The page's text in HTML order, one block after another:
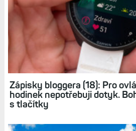
Přežil jsem svou smrt:
protéza ascendentní aorty a